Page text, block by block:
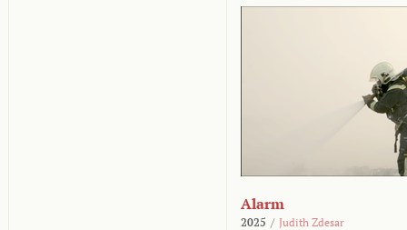
Alarm
2025 / Judith Zdesar